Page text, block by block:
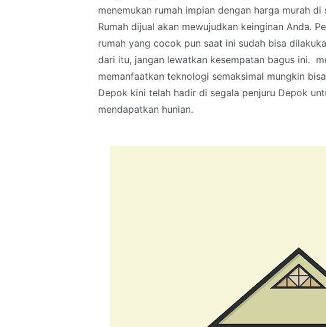
menemukan rumah impian dengan harga murah
Rumah dijual akan mewujudkan keinginan Anda.
rumah yang cocok pun saat ini sudah bisa
dari itu, jangan lewatkan kesempatan bagus ini.
memanfaatkan teknologi semaksimal mungkin
Depok kini telah hadir di segala penjuru Depok
mendapatkan hunian.